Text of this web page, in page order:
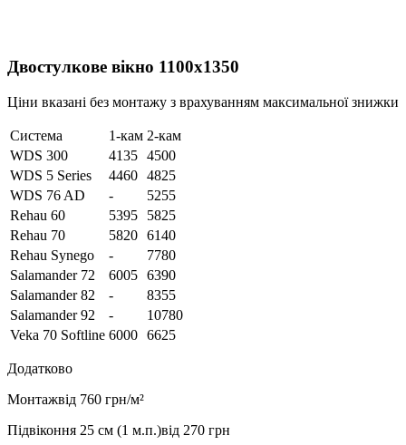
Двостулкове вікно 1100х1350
Ціни вказані без монтажу з врахуванням максимальної знижки
Система 1-кам 2-кам
WDS 300
4135 4500
WDS 5 Series
4460 4825
WDS 76 AD
-
5255
Rehau 60
5395
5825
Rehau 70
5820 6140
Rehau Synego
-
7780
Salamander 72
6005 6390
Salamander 82
-
8355
Salamander 92
-
10780
Veka 70 Softline 6000 6625
Додатково
Монтажвід 760 грн/м²
Підвіконня 25 см (1 м.п.)від 270 грн